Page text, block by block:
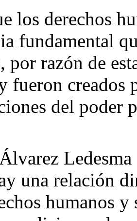
los derechos
fundamental
por razón de
fueron creados
del poder
una relación
humanos